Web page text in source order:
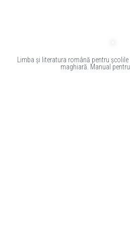
Limba și literatura română pentru
maghiară. Manual